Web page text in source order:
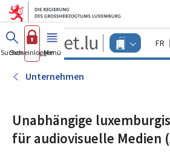
Zum Hauptmenü
Zum Inhalt
Guichet.lu
Changer
d'espace
Suchen
Sich einloggen
Menü Haupt-
Unternehmen
Unabhängige
für audiovisuelle Medien